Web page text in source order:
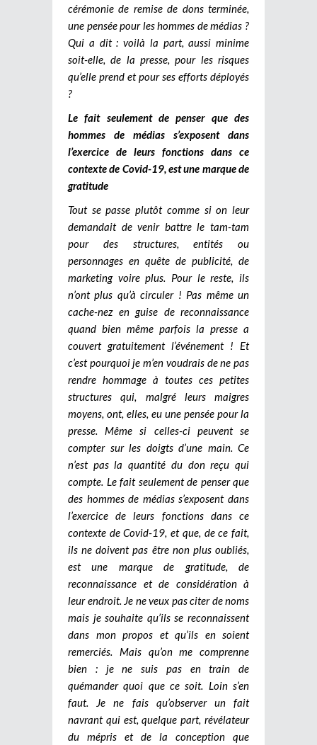
cérémonie de remise de dons terminée,
une pensée pour les hommes de médias ?
Qui a dit : voilà la part, aussi minime
soit-elle, de la presse, pour les risques
qu’elle prend et pour ses efforts déployés
?
Le fait seulement de penser que des
hommes de médias s’exposent dans
l’exercice de leurs fonctions dans ce
contexte de Covid-19, est une marque de
gratitude
Tout se passe plutôt comme si on leur
demandait de venir battre le tam-tam
pour des structures, entités ou
personnages en quête de publicité, de
marketing voire plus. Pour le reste, ils
n’ont plus qu’à circuler ! Pas même un
cache-nez en guise de reconnaissance
quand bien même parfois la presse a
couvert gratuitement l’événement ! Et
c’est pourquoi je m’en voudrais de ne pas
rendre hommage à toutes ces petites
structures qui, malgré leurs maigres
moyens, ont, elles, eu une pensée pour la
presse. Même si celles-ci peuvent se
compter sur les doigts d’une main. Ce
n’est pas la quantité du don reçu qui
compte. Le fait seulement de penser que
des hommes de médias s’exposent dans
l’exercice de leurs fonctions dans ce
contexte de Covid-19, et que, de ce fait,
ils ne doivent pas être non plus oubliés,
est une marque de gratitude, de
reconnaissance et de considération à
leur endroit. Je ne veux pas citer de noms
mais je souhaite qu’ils se reconnaissent
dans mon propos et qu’ils en soient
remerciés. Mais qu’on me comprenne
bien : je ne suis pas en train de
quémander quoi que ce soit. Loin s’en
faut. Je ne fais qu’observer un fait
navrant qui est, quelque part, révélateur
du mépris et de la conception que